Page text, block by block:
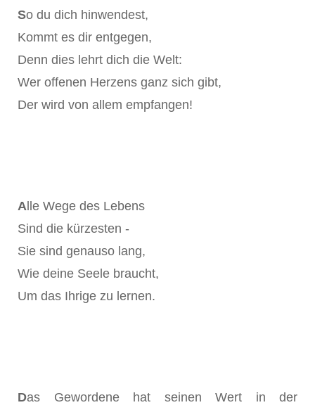
So du dich hinwendest,
Kommt es dir entgegen,
Denn dies lehrt dich die Welt:
Wer offenen Herzens ganz sich gibt,
Der wird von allem empfangen!
A lle Wege des Lebens
Sind die kürzesten -
Sie sind genauso lang,
Wie deine Seele braucht,
Um das Ihrige zu lernen.
Das Gewordene hat seinen Wert in der